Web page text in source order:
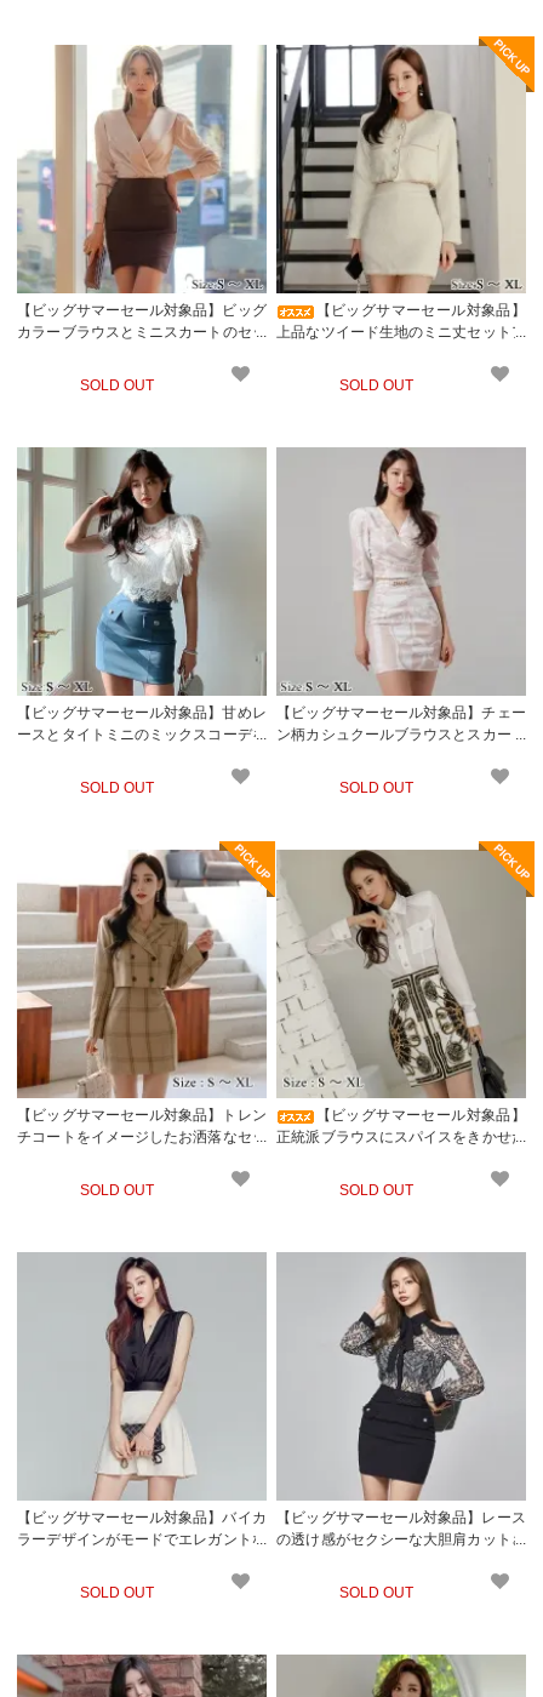
【ビッグサマーセール対象品】ビッグ
カラーブラウスとミニスカートのセッ
RETDRESS)
SOLD OUT
【ビッグサマーセール対象品】
上品なツイード生地のミニ丈セットア
SOLD OUT
【ビッグサマーセール対象品】甘めレ
ースとタイトミニのミックスコーデを
レス・CABARETDRESS)
SOLD OUT
【ビッグサマーセール対象品】チェー
ン柄カシュクールブラウスとスカート
RETDRESS)
SOLD OUT
【ビッグサマーセール対象品】トレン
チコートをイメージしたお洒落なセッ
SOLD OUT
【ビッグサマーセール対象品】
正統派ブラウスにスパイスをきかせた
ャバドレス・CABARETDRESS)
SOLD OUT
【ビッグサマーセール対象品】バイカ
ラーデザインがモードでエレガントな
ス・CABARETDRESS)
SOLD OUT
【ビッグサマーセール対象品】レース
の透け感がセクシーな大胆肩カットさ
ス・CABARETDRESS)
SOLD OUT